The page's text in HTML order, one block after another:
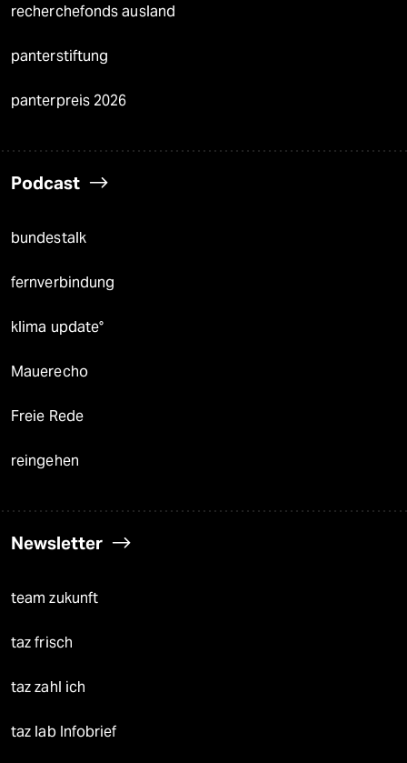
recherchefonds ausland
panterstiftung
panterpreis 2026
Podcast
bundestalk
fernverbindung
klima update°
Mauerecho
Freie Rede
reingehen
Newsletter
team zukunft
taz frisch
taz zahl ich
taz lab Infobrief